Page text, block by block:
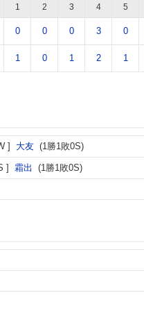
1 2 3 4 5
0 0 0 3 0
1 0 1 2 1
大友 (1勝1敗0S)
霜出 (1勝1敗0S)